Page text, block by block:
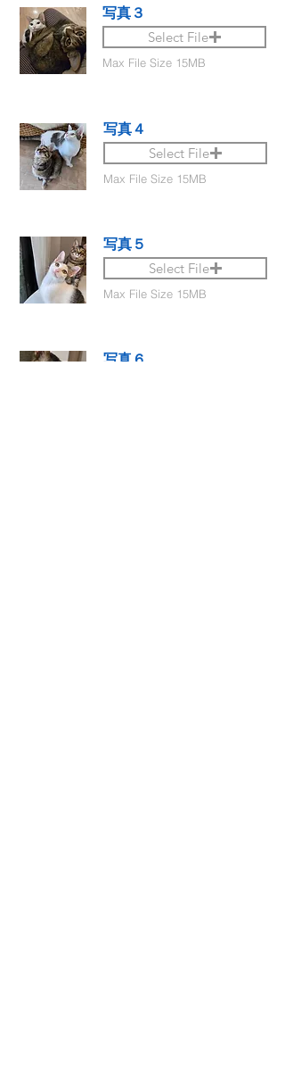
写真３
Select File
Max File Size 15MB
写真４
Select File
Max File Size 15MB
写真５
Select File
Max File Size 15MB
写真６